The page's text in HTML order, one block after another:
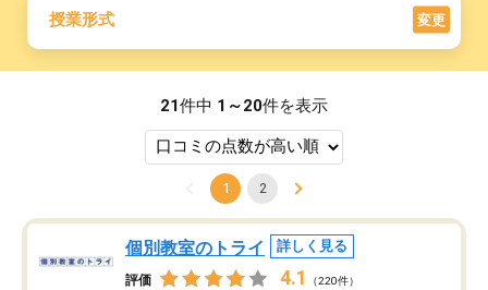
授業形式 変更
21件中 1～20件を表示
1 2
個別教室のトライ 詳しく見る
評価 4.1 （220件）